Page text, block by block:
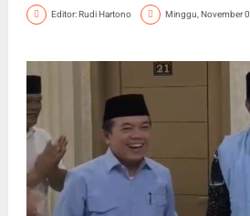
Editor: Rudi Hartono Minggu, November